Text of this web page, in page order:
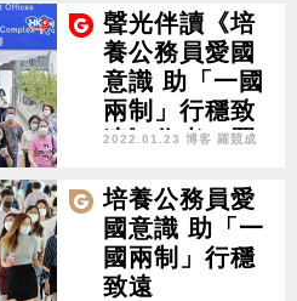
聲光伴讀《培
養公務員愛國
意識 助「一國
兩制」行穩致
遠》作者：羅
2022.01.23 博客 羅競成
培養公務員愛
國意識 助「一
國兩制」行穩
致遠